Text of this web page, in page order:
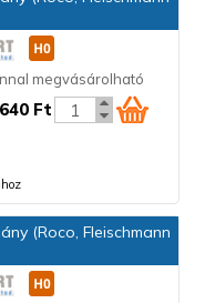
megvásárolható
Ft
(Roco, Fleischmann